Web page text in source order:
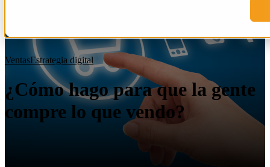
VentasEstrategia digital
¿Cómo hago para que la gente
compre lo que vendo?